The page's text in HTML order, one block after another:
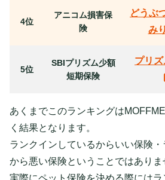
4位
アニコム損害保
険
どうぶ
み
5位
SBIプリズム少額
短期保険
プリズ
あくまでこのランキングは
く結果となります。
ランクインしているからいい保険
から悪い保険ということではありま
実際にペット保険を決める際には